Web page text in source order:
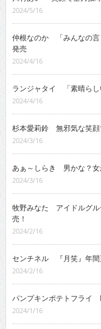
2024/5/16
仲根なのか 「みんなの言
発売
2024/4/16
ランジャタイ 「素晴らし
2024/4/16
杉本愛莉鈴 無邪気な笑顔
2024/3/16
あぁ～しらき 男かな？女
2024/3/16
牧野みなた アイドルグル
売！
2024/2/16
センチネル 『月笑』年間
2024/2/16
パンプキンポテトフライ
2024/1/16